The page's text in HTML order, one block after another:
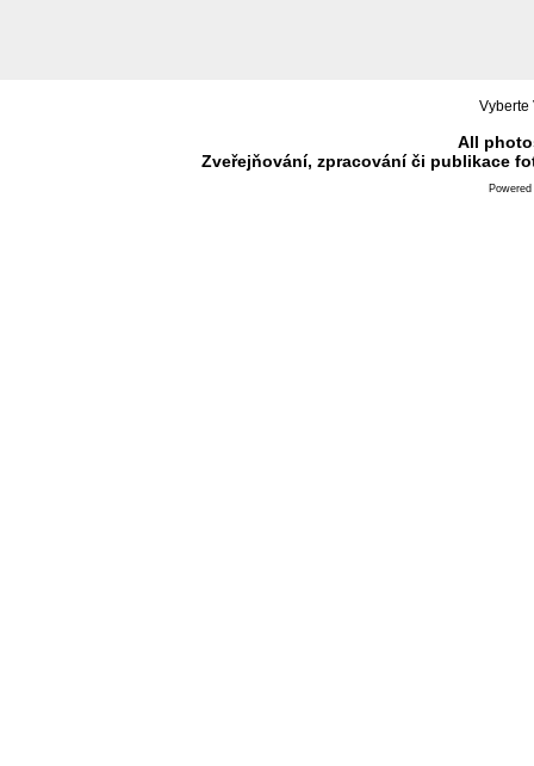
Vyberte
All
Zveřejňování, zpracování či publikace